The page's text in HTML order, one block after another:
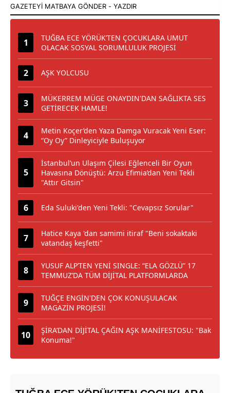
TUĞBA ECE YÖRÜK’TEN ÇOCUKLARA UMUT
OLACAK SOSYAL SORUMLULUK PROJESİ
AŞK YOLCUSU
MÜKERREM MÜGE ONAYDIN'DAN SAĞLIKTA SES
GETİRECEK HAMLE!
Metin Koçer’den Yaza Damga Vuracak Yeni Eser:
“Oy Oy” Dinleyiciyle Buluşuyor
İstanbul’un Ulaşım Çilesi Eğlenceli Bir Oyun
Havasına Dönüştü: Arzu Efimia’dan Yeni Tekli
"Attır Gitsin"
Eda Suluki'den Yeni Tekli: "Cevapsız Sorular"
Hatice Kaya 'dan samimi itiraf "Beni sokaktaki
vatandaş keşfetti"
YUSUF ALP’TEN YENİ SINGLE: “ELA GÖZLÜ” 17
TEMMUZ’DA TÜM DİJİTAL PLATFORMLARDA
TUĞÇE ENGİN'DEN ÇOK KONUŞULACAK
MAGAZİN PROJESİ!
ŞİRA’DAN DİJİTAL ÇAĞIN AŞK MANİFESTOSU: "Bak
Konuma!"